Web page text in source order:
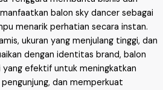
balon sky dancer sebagai
menarik perhatian secara instan.
ukuran yang menjulang tinggi, dan
dengan identitas brand, balon
yang efektif untuk meningkatkan
dan memperkuat